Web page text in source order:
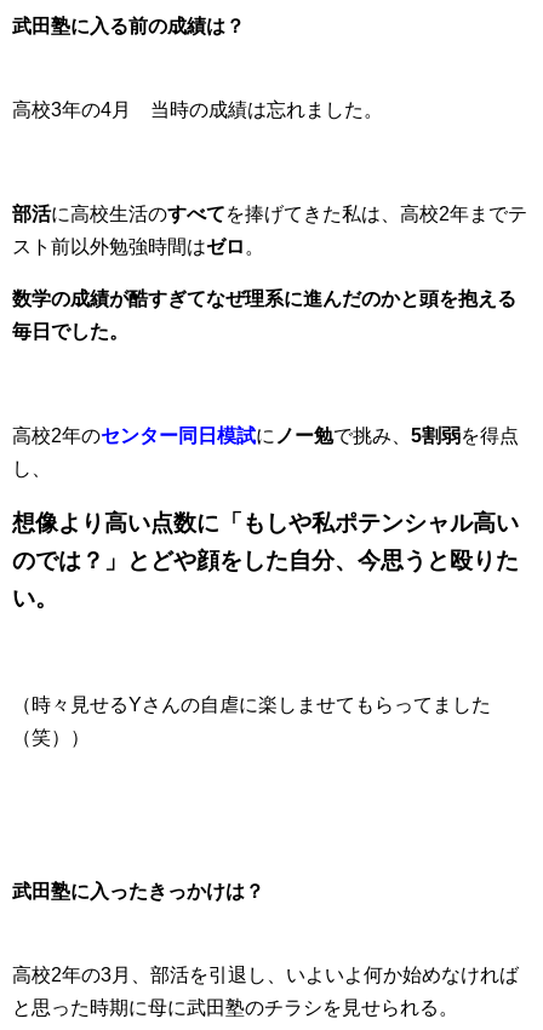
武田塾に入る前の成績は？
高校3年の4月 当時の成績は忘れました。
部活に高校生活のすべてを捧げてきた私は、高校2年までテ
スト前以外勉強時間はゼロ 。
数学の成績が酷すぎてなぜ理系に進んだのかと頭を抱える
毎日でした。
高校2年のセンター同日模試に ノー勉で挑み、 5割弱を得点
し、
想像より高い点数に「もしや私ポテンシャル高い
のでは？」とどや顔をした自分、今思うと殴りた
い。
（時々見せるYさんの自虐に楽しませてもらってました
（笑））
武田塾に入ったきっかけは？
高校2年の3月、部活を引退し、いよいよ何か始めなければ
と思った時期に母に武田塾のチラシを見せられる。